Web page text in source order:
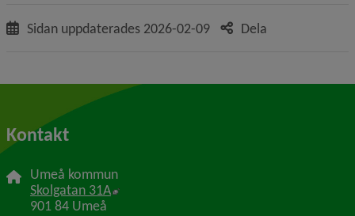
Sidan uppdaterades 2026-02-09 Dela
Kontakt
Umeå kommun
Skolgatan 31A Länk till annan webbplats, öppnas i nytt
901 84 Umeå